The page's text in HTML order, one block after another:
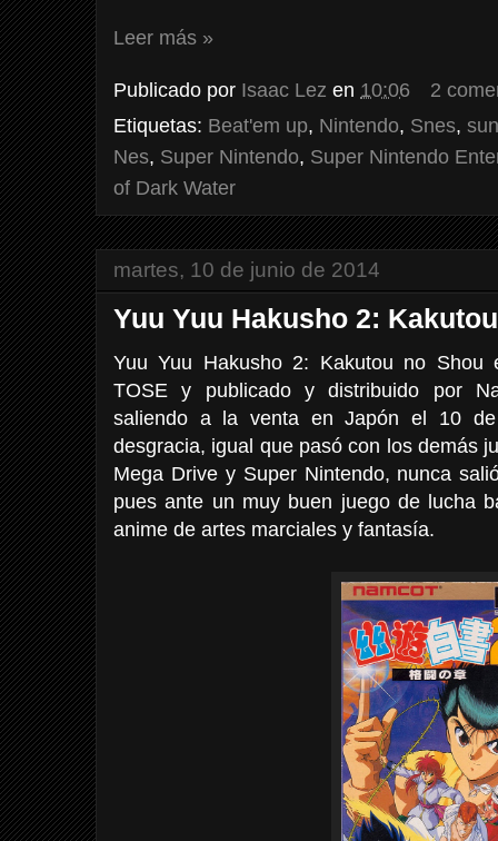
Leer más »
Publicado por Isaac Lez en 10:06
2
Etiquetas: Beat'em up, Nintendo, Snes,
Nes, Super Nintendo, Super Nintendo
of Dark Water
martes, 10 de junio de 2014
Yuu Yuu Hakusho 2:
Yuu Yuu Hakusho 2: Kakutou no Shou
TOSE y publicado y distribuido por
saliendo a la venta en Japón el 10
desgracia, igual que pasó con los demás
Mega Drive y Super Nintendo, nunca
pues ante un muy buen juego de lucha
anime de artes marciales y fantasía.